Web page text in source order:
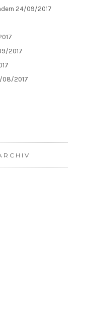
24/09/2017
2017
08/2017